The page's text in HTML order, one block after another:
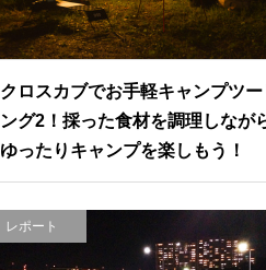
クロスカブでお手軽キャンプツー
ング2！採った食材を調理しなが
ゆったりキャンプを楽しもう！
レポート